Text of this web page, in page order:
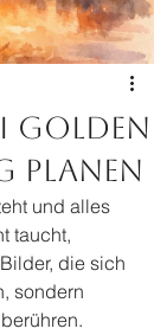
Golden
planen
und alles
taucht,
die sich
sondern